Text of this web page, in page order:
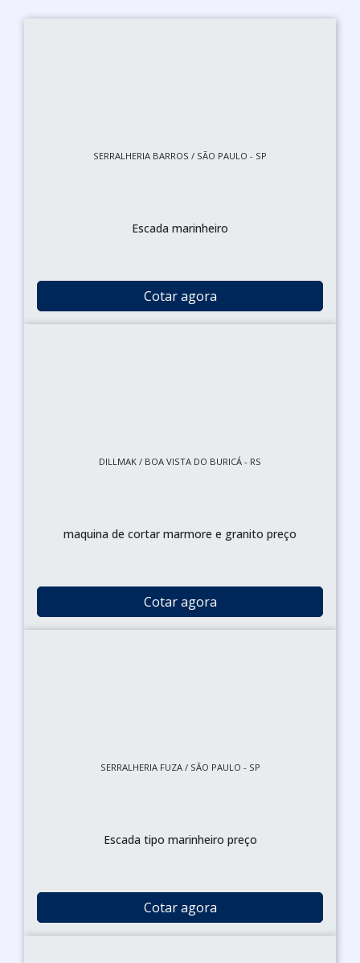
SERRALHERIA BARROS / SÃO PAULO - SP
Escada marinheiro
Cotar agora
DILLMAK / BOA VISTA DO BURICÁ - RS
maquina de cortar marmore e granito preço
Cotar agora
SERRALHERIA FUZA / SÃO PAULO - SP
Escada tipo marinheiro preço
Cotar agora